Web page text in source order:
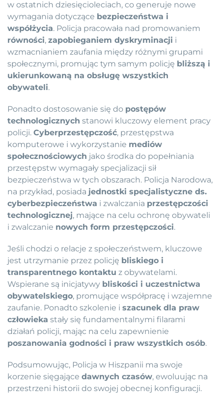
w ostatnich dziesięcioleciach, co generuje nowe
wymagania dotyczące bezpieczeństwa i
współżycia. Policja pracowała nad promowaniem
równości, zapobieganiem dyskryminacji i
wzmacnianiem zaufania między różnymi grupami
społecznymi, promując tym samym policję bliższą i
ukierunkowaną na obsługę wszystkich
obywateli.
Ponadto dostosowanie się do postępów
technologicznych stanowi kluczowy element pracy
policji. Cyberprzestępczość, przestępstwa
komputerowe i wykorzystanie mediów
społecznościowych jako środka do popełniania
przestępstw wymagały specjalizacji sił
bezpieczeństwa w tych obszarach. Policja Narodowa,
na przykład, posiada jednostki specjalistyczne ds.
cyberbezpieczeństwa i zwalczania przestępczości
technologicznej, mające na celu ochronę obywateli
i zwalczanie nowych form przestępczości.
Jeśli chodzi o relacje z społeczeństwem, kluczowe
jest utrzymanie przez policję bliskiego i
transparentnego kontaktu z obywatelami.
Wspierane są inicjatywy bliskości i uczestnictwa
obywatelskiego, promujące współpracę i wzajemne
zaufanie. Ponadto szkolenie i szacunek dla praw
człowieka stały się fundamentalnymi filarami
działań policji, mając na celu zapewnienie
poszanowania godności i praw wszystkich osób.
Podsumowując, Policja w Hiszpanii ma swoje
korzenie sięgające dawnych czasów, ewoluując na
przestrzeni historii do swojej obecnej konfiguracji.